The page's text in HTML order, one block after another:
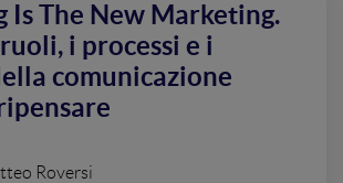
Is The New Marketing.
i processi e i
comunicazione
Roversi